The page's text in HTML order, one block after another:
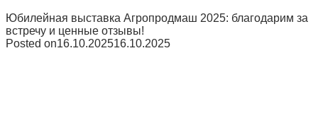
Юбилейная выставка Агропродмаш 2025: благодарим за
встречу и ценные отзывы!
Posted on16.10.202516.10.2025